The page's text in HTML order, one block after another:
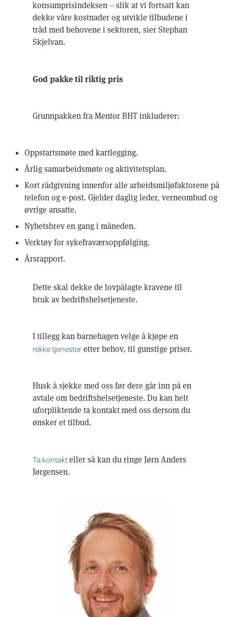
konsumprisindeksen – slik at vi fortsatt kan
dekke våre kostnader og utvikle tilbudene i
tråd med behovene i sektoren, sier Stephan
Skjelvan.
God pakke til riktig pris
Grunnpakken fra Mentor BHT inkluderer:
Oppstartsmøte med kartlegging.
Årlig samarbeidsmøte og aktivitetsplan.
Kort rådgivning innenfor alle arbeidsmiljøfaktorene på
telefon og e-post. Gjelder daglig leder, verneombud og
øvrige ansatte.
Nyhetsbrev en gang i måneden.
Verktøy for sykefraværsoppfølging.
Årsrapport.
Dette skal dekke de lovpålagte kravene til
bruk av bedriftshelsetjeneste.
I tillegg kan barnehagen velge å kjøpe en
rekke tjenester etter behov, til gunstige priser.
Husk å sjekke med oss før dere går inn på en
avtale om bedriftshelsetjeneste. Du kan helt
uforpliktende ta kontakt med oss dersom du
ønsker et tilbud.
Ta kontakteller så kan du ringe Jørn Anders
Jørgensen.